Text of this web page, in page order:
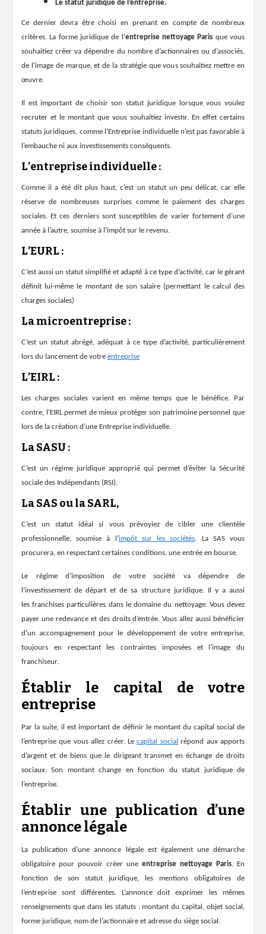
Le statut juridique de l’entreprise.
Ce dernier devra être choisi en prenant en compte de nombreux
critères. La forme juridique de l’entreprise nettoyage Paris que vous
souhaitiez créer va dépendre du nombre d’actionnaires ou d’associés,
de l’image de marque, et de la stratégie que vous souhaitiez mettre en
œuvre.
Il est important de choisir son statut juridique lorsque vous voulez
recruter et le montant que vous souhaitiez investir. En effet certains
statuts juridiques, comme l’Entreprise individuelle n’est pas favorable à
l’embauche ni aux investissements conséquents.
L’entreprise individuelle:
Comme il a été dit plus haut, c’est un statut un peu délicat, car elle
réserve de nombreuses surprises comme le paiement des charges
sociales. Et ces derniers sont susceptibles de varier fortement d’une
année à l’autre, soumise à l’impôt sur le revenu.
L’EURL :
C’est aussi un statut simplifié et adapté à ce type d’activité, car le gérant
définit lui-même le montant de son salaire (permettant le calcul des
charges sociales)
Lamicroentreprise:
C’est un statut abrégé, adéquat à ce type d’activité, particulièrement
lors du lancement de votre entreprise
L’EIRL :
Les charges sociales varient en même temps que le bénéfice. Par
contre, l’EIRL permet de mieux protéger son patrimoine personnel que
lors de la création d’une Entreprise individuelle.
LaSASU:
C’est un régime juridique approprié qui permet d’éviter la Sécurité
sociale des Indépendants (RSI).
La SAS ou laSARL,
C’est un statut idéal si vous prévoyiez de cibler une clientèle
professionnelle, soumise à l’impôt sur les sociétés. La SASvous
procurera, en respectant certaines conditions, une entrée en bourse.
Le régime d’imposition de votre société va dépendre de
l’investissement de départ et de sa structure juridique. Il y a aussi
esfranchises particulières dans le domaine du nettoyage. Vous devez
payer une redevance et des droits d’entrée. Vous allez aussi bénéficier
d’un accompagnement pour le développement de votre entreprise,
toujours en respectant les contraintes imposées et l’image du
franchiseur.
Établir le capital de votre
entreprise
Par la suite, il est important de définir le montantdu capital social de
l’entreprise que vous allez créer. Lecapital social répond aux apports
d’argent et de biens que le dirigeant transmet en échange de droits
sociaux. Son montant change en fonction du statut juridique de
l’entreprise.
Établir une publication d’une
annonce légale
Lapublication d’une annonce légaleest également une démarche
obligatoire pour pouvoir créer une entreprise nettoyage Paris. En
fonction de son statut juridique, les mentions obligatoires de
l’entreprise sont différentes. L’annonce doit exprimer les mêmes
renseignements que dans les statuts : montant du capital, objet social,
forme juridique, nom de l’actionnaire et adresse du siège social .